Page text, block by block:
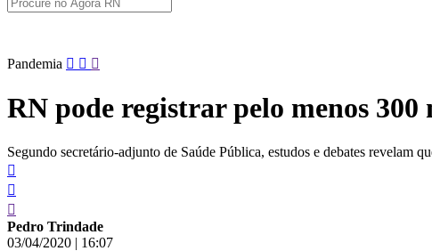
Pular
conteúdo
Pandemia
RN pode registrar pelo menos
Segundo secretário-adjunto de Saúde Pública, estudos e debates revelam
Pedro Trindade
03/04/2020 | 16:07